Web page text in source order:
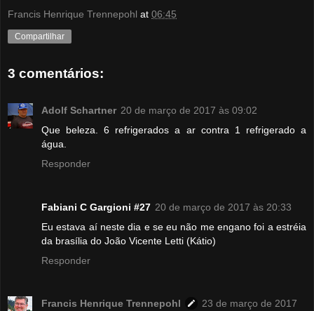
Francis Henrique Trennepohl at 06:45
Compartilhar
3 comentários:
Adolf Schartner 20 de março de 2017 às 09:02
Que beleza. 6 refrigerados a ar contra 1 refrigerado a
água.
Responder
Fabiani C Gargioni #27 20 de março de 2017 às 20:33
Eu estava aí neste dia e se eu não me engano foi a estréia
da brasília do João Vicente Letti (Kátio)
Responder
Francis Henrique Trennepohl
23 de março de 2017